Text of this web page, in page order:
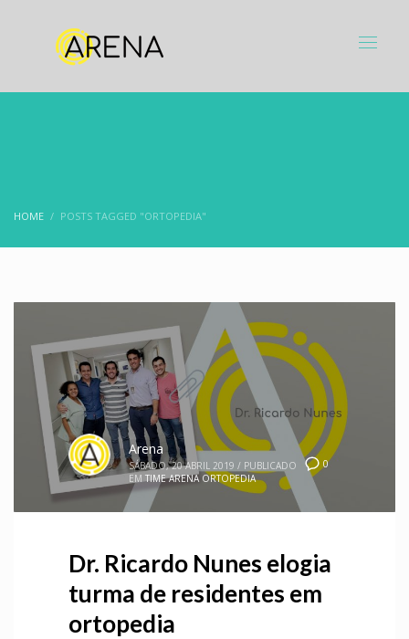
HOME POSTS TAGGED "ORTOPEDIA"
0
Arena
SÁBADO, 20 ABRIL 2019 / PUBLICADO
EM TIME ARENA ORTOPEDIA
Dr. Ricardo Nunes elogia
turma de residentes em
ortopedia